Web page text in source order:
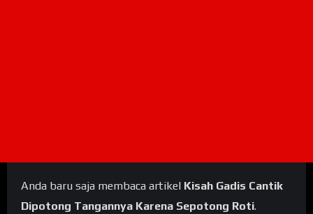
Anda baru saja membaca artikel Kisah Gadis Cantik
Dipotong Tangannya Karena Sepotong Roti.